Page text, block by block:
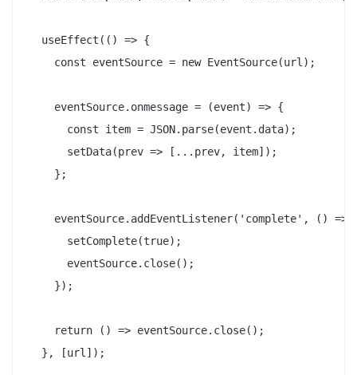
  useEffect(() => {
    const eventSource = new EventSource(url);
    eventSource.onmessage = (event) => {
      const item = JSON.parse(event.data);
      setData(prev => [...prev, item]);
    };
eventSource.addEventListener('complete', () =>
      setComplete(true);
      eventSource.close();
    });
    return () => eventSource.close();
  }, [url]);